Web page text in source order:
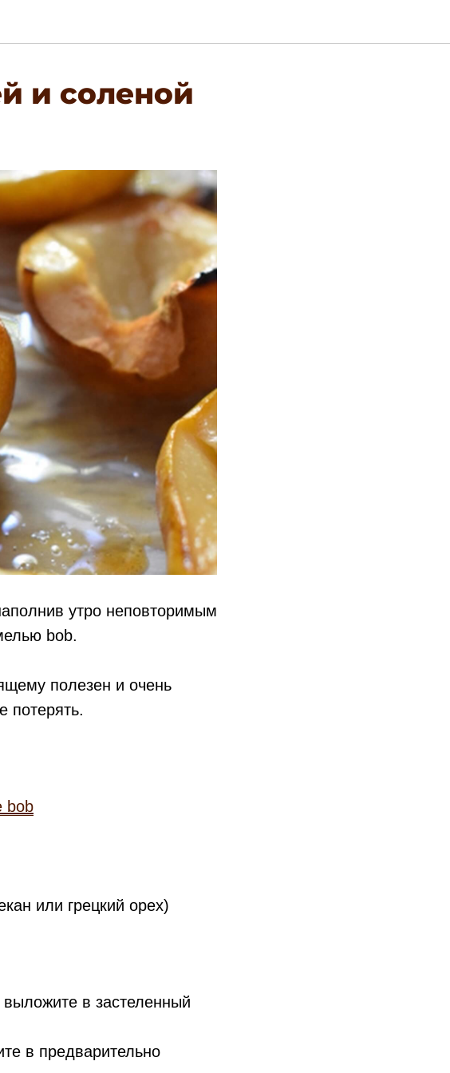
и соленой
утро неповторимым
bob.
полезен и очень
потерять.
bob
или грецкий орех)
в застеленный
в предварительно